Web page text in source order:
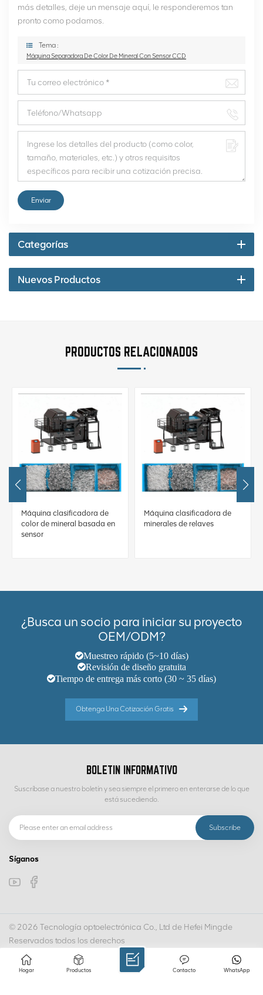
más detalles, deje un mensaje aquí, le responderemos tan
pronto como podamos.
Tema :
Máquina Separadora De Color De Mineral Con Sensor CCD
Enviar
Categorías
Nuevos Productos
PRODUCTOS RELACIONADOS
Máquina clasificadora de
color de mineral basada en
sensor
Máquina clasificadora de
minerales de relaves
¿Busca un socio para iniciar su proyecto
OEM/ODM?
Muestreo rápido (5~10 días)
Revisión de diseño gratuita
Tiempo de entrega más corto (30 ~ 35 días)
Obtenga Una Cotización Gratis
BOLETIN INFORMATIVO
Suscríbase a nuestro boletín y sea siempre el primero en enterarse de lo que
está sucediendo.
Síganos
© 2026 Tecnología optoelectrónica Co., Ltd de Hefei Mingde
Reservados todos los derechos
IPv6 RED SOPORTADA
MAPA DEL SITIO POLÍTICA DE PRIVACIDAD XML
Hogar Productos WhatsApp
Contacto